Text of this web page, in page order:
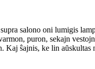
salono oni lumigis
puron, sekajn
ŝajnis, ke lin